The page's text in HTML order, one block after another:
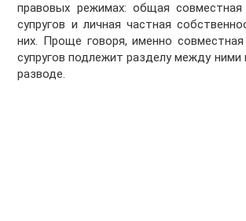
правовых режимах: общая совместная
супругов и личная частная
них. Проще говоря, именно
супругов подлежит разделу между ними
разводе.